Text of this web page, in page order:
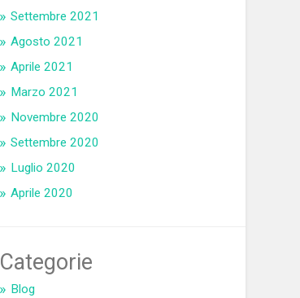
Settembre 2021
Agosto 2021
Aprile 2021
Marzo 2021
Novembre 2020
Settembre 2020
Luglio 2020
Aprile 2020
Categorie
Blog